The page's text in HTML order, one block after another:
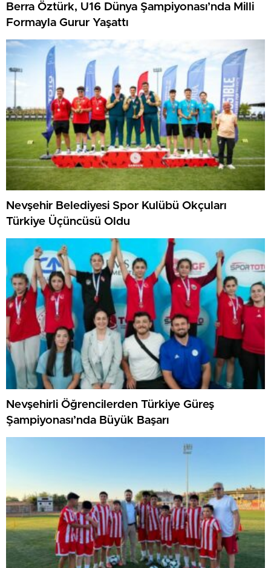
Berra Öztürk, U16 Dünya Şampiyonası’nda Milli
Formayla Gurur Yaşattı
Nevşehir Belediyesi Spor Kulübü Okçuları
Türkiye Üçüncüsü Oldu
Nevşehirli Öğrencilerden Türkiye Güreş
Şampiyonası’nda Büyük Başarı